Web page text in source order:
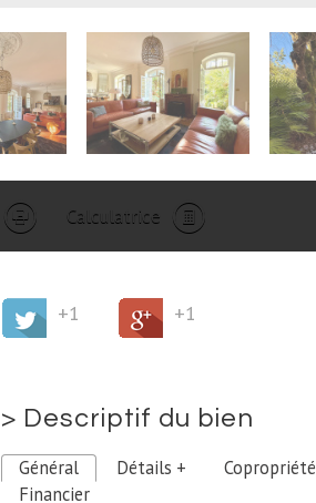
Calculatrice
+1 +1
> Descriptif du bien
Général Détails +
Copropriété
Financier